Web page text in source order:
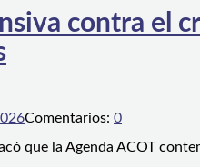
contra el
Comentarios: 0
que la Agenda ACOT